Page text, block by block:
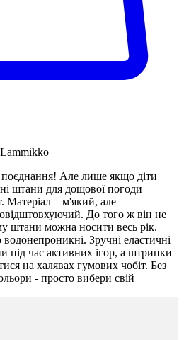
поєднання! Але лише якщо діти
штани для дощової погоди
Матеріал – м'який, але
До того ж він не
штани можна носити весь рік.
Зручні еластичні
під час активних ігор, а штрипки
на халявах гумових чобіт. Без
- просто вибери свій